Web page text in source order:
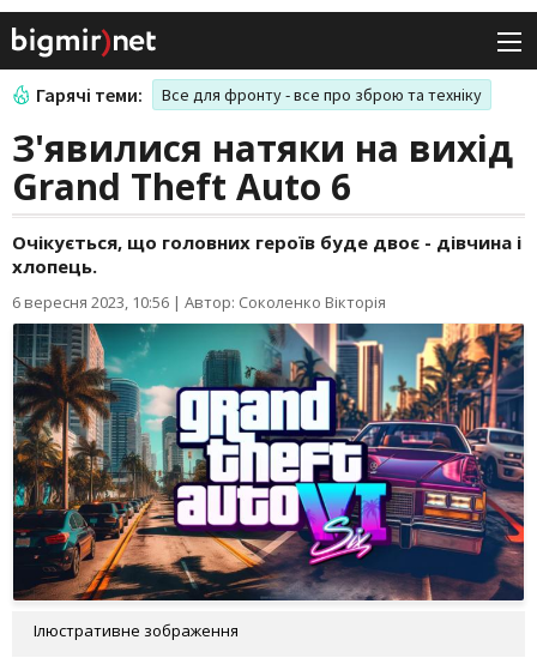
Гарячі теми: Все для фронту - все про зброю та техніку
З'явилися натяки на вихід
Grand Theft Auto 6
Очікується, що головних героїв буде двоє - дівчина і
хлопець.
6 вересня 2023, 10:56 | Автор: Соколенко Вікторія
Ілюстративне зображення